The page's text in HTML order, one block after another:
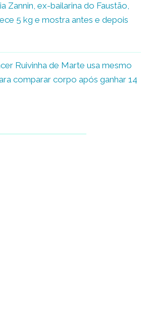
Zannin, ex-bailarina do Faustão,
5 kg e mostra antes e depois
Ruivinha de Marte usa mesmo
comparar corpo após ganhar 14